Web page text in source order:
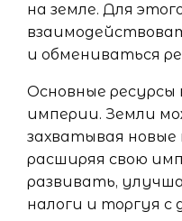
на земле. Для
и обмениваться
Основные ресурсы
империи. Земли
захватывая
расширяя свою
развивать,
налоги и торгуя с